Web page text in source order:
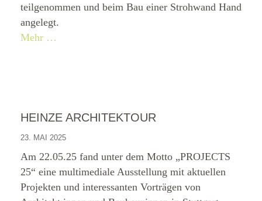
teilgenommen und beim Bau einer Strohwand Hand
angelegt.
Mehr …
HEINZE ARCHITEKTOUR
23. MAI 2025
Am 22.05.25 fand unter dem Motto „PROJECTS
25“ eine multimediale Ausstellung mit aktuellen
Projekten und interessanten Vorträgen von